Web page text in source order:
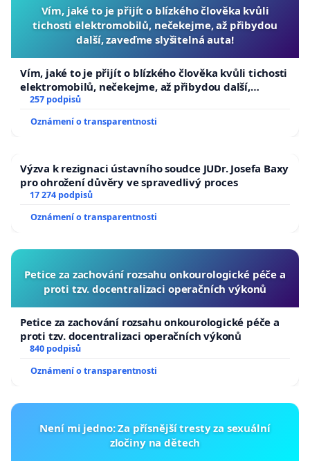
Vím, jaké to je přijít o blízkého člověka kvůli
tichosti elektromobilů, nečekejme, až přibydou
další, zaveďme slyšitelná auta!
Vím, jaké to je přijít o blízkého člověka kvůli tichosti
elektromobilů, nečekejme, až přibydou další,
zaveďme slyšitelná auta!
257 podpisů
Oznámení o transparentnosti
Výzva k rezignaci ústavního soudce JUDr. Josefa Baxy
pro ohrožení důvěry ve spravedlivý proces
17 274 podpisů
Oznámení o transparentnosti
Petice za zachování rozsahu onkourologické péče a
proti tzv. docentralizaci operačních výkonů
Petice za zachování rozsahu onkourologické péče a
proti tzv. docentralizaci operačních výkonů
840 podpisů
Oznámení o transparentnosti
Není mi jedno: Za přísnější tresty za sexuální
zločiny na dětech